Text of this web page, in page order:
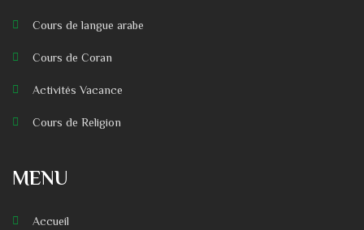
Cours de langue arabe
Cours de Coran
Activités Vacance
Cours de Religion
MENU
Accueil